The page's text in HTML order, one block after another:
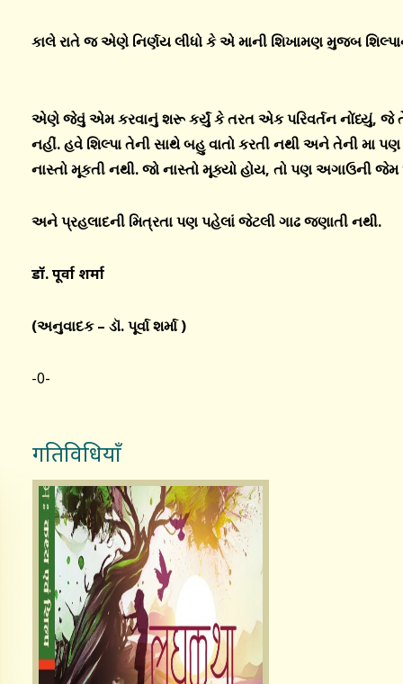
કાલે રાતે જ એણે નિર્ણય લીધો કે એ માની શિખામણ મુજબ
એણે જેવું એમ કરવાનું શરૂ કર્યું કે તરત એક પરિવર્તન નોંધ્યું, જે
નહીં. હવે શિલ્પા તેની સાથે બહુ વાતો કરતી નથી અને તેની મા
નાસ્તો મૂકતી નથી. જો નાસ્તો મૂક્યો હોય, તો પણ અગાઉની જેમ
અને પ્રહલાદની મિત્રતા પણ પહેલાં જેટલી ગાઢ જણાતી નથી.
डॉ. पूर्वा शर्मा
(અનુવાદક – ડૉ. પૂર્વા શર્મા)
-0-
गतिविधियाँ